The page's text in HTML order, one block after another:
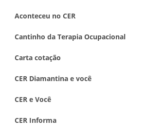
Aconteceu no CER
Cantinho da Terapia Ocupacional
Carta cotação
CER Diamantina e você
CER e Você
CER Informa